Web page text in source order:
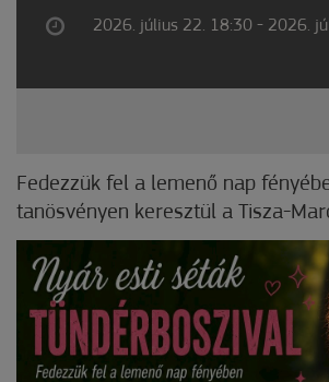
2026. július 22. 18:30 - 2026.
Fedezzük fel a lemenő nap
tanösvényen keresztül a Tisza-